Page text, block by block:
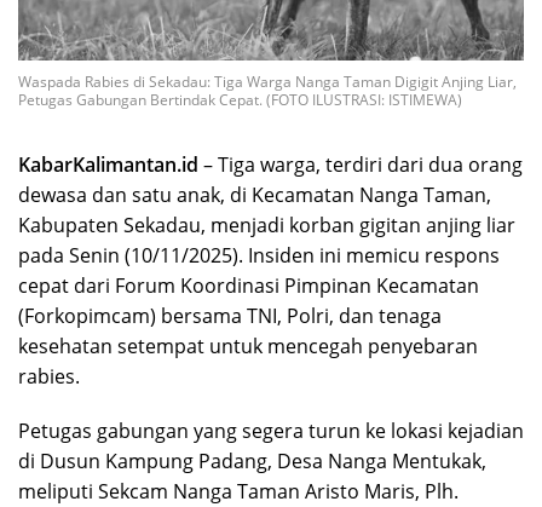
Waspada Rabies di Sekadau: Tiga Warga Nanga Taman Digigit Anjing Liar,
Petugas Gabungan Bertindak Cepat. (FOTO ILUSTRASI: ISTIMEWA)
KabarKalimantan.id – Tiga warga, terdiri dari dua orang
dewasa dan satu anak, di Kecamatan Nanga Taman,
Kabupaten Sekadau, menjadi korban gigitan anjing liar
pada Senin (10/11/2025). Insiden ini memicu respons
cepat dari Forum Koordinasi Pimpinan Kecamatan
(Forkopimcam) bersama TNI, Polri, dan tenaga
kesehatan setempat untuk mencegah penyebaran
rabies.
Petugas gabungan yang segera turun ke lokasi kejadian
di Dusun Kampung Padang, Desa Nanga Mentukak,
meliputi Sekcam Nanga Taman Aristo Maris, Plh.